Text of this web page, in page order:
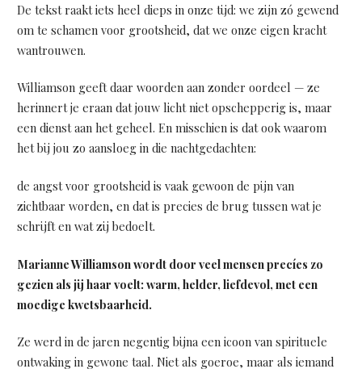
De tekst raakt iets heel dieps in onze tijd: we zijn zó gewend
om te schamen voor grootsheid, dat we onze eigen kracht
wantrouwen.
Williamson geeft daar woorden aan zonder oordeel — ze
herinnert je eraan dat jouw licht niet opschepperig is, maar
een dienst aan het geheel. En misschien is dat ook waarom
het bij jou zo aansloeg in die nachtgedachten:
de angst voor grootsheid is vaak gewoon de pijn van
zichtbaar worden, en dat is precies de brug tussen wat je
schrijft en wat zij bedoelt.
Marianne Williamson wordt door veel mensen precíes zo
gezien als jij haar voelt: warm, helder, liefdevol, met een
moedige kwetsbaarheid.
Ze werd in de jaren negentig bijna een icoon van spirituele
ontwaking in gewone taal. Niet als goeroe, maar als iemand